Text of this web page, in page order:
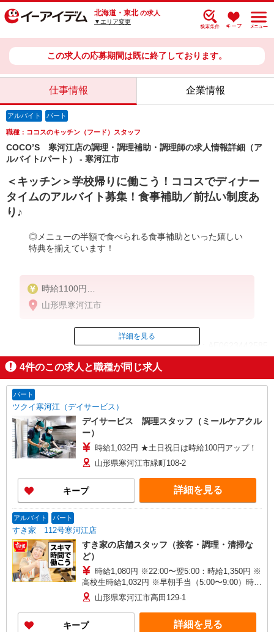
北海道・東北 の求人
▼エリア変更
この求人の応募期間は既に終了しております。
仕事情報 企業情報
アルバイト パート
職種：ココスのキッチン（フード）スタッフ
COCO’S 寒河江店の調理・調理補助・調理師の求人情報詳細（ア
ルバイト/パート） - 寒河江市
＜キッチン＞学校帰りに働こう！ココスでディナー
タイムのアルバイト募集！食事補助／前払い制度あ
り♪
◎メニューの半額で食べられる食事補助といった嬉しい
特典を揃えています！
時給1100円
※22:00〜翌5:00：時給1375円
※高校生時給1040円
早朝手当（5:00〜8:00）時給＋100円
山形県寒河江市
ID：AE0623442585
掲載期間終了
詳細を見る
4件のこの求人と職種が同じ求人
パート
ツクイ寒河江（デイサービス）
デイサービス 調理スタッフ（ミールケアクル
ー）
時給1,032円 ★土日祝日は時給100円アップ！
山形県寒河江市緑町108-2
キープ 詳細を見る
アルバイト パート
すき家 112号寒河江店
すき家の店舗スタッフ（接客・調理・清掃な
ど）
時給1,080円 ※22:00〜翌5:00：時給1,350円 ※
高校生時給1,032円 ※早朝手当（5:00〜9:00）時給
＋150円
山形県寒河江市高田129-1
キープ 詳細を見る